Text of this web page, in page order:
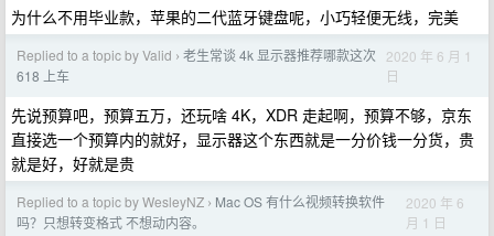
为什么不用毕业款，苹果的二代蓝牙键盘呢，小巧轻便无线，完美
Replied to a topic by Valid › 老生常谈 4k 显示器推荐哪款这次
618 上车
2020 年 6 月 1
日
先说预算吧，预算五万，还玩啥 4K，XDR 走起啊，预算不够，京东
直接选一个预算内的就好，显示器这个东西就是一分价钱一分货，贵
就是好，好就是贵
Replied to a topic by WesleyNZ › Mac OS 有什么视频转换软件
吗？只想转变格式 不想动内容。
2020 年 6
月 1 日